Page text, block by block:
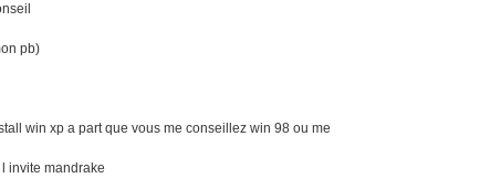
pb)
win xp a part que vous me conseillez win 98 ou me
invite mandrake